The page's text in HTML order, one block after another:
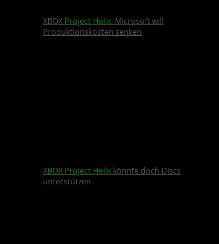
XBOX Project Helix: Microsoft will
Produktionskosten senken
XBOX Project Helix könnte doch Discs
unterstützen